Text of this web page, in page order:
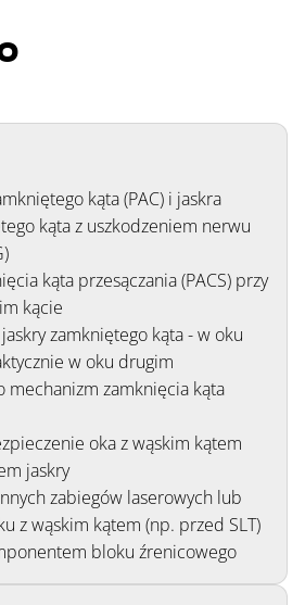
kąta (PAC) i jaskra
kąta z uszkodzeniem nerwu
kąta przesączania (PACS) przy
kącie
zamkniętego kąta - w oku
w oku drugim
mechanizm zamknięcia kąta
oka z wąskim kątem
jaskry
zabiegów laserowych lub
z wąskim kątem (np. przed SLT)
bloku źrenicowego